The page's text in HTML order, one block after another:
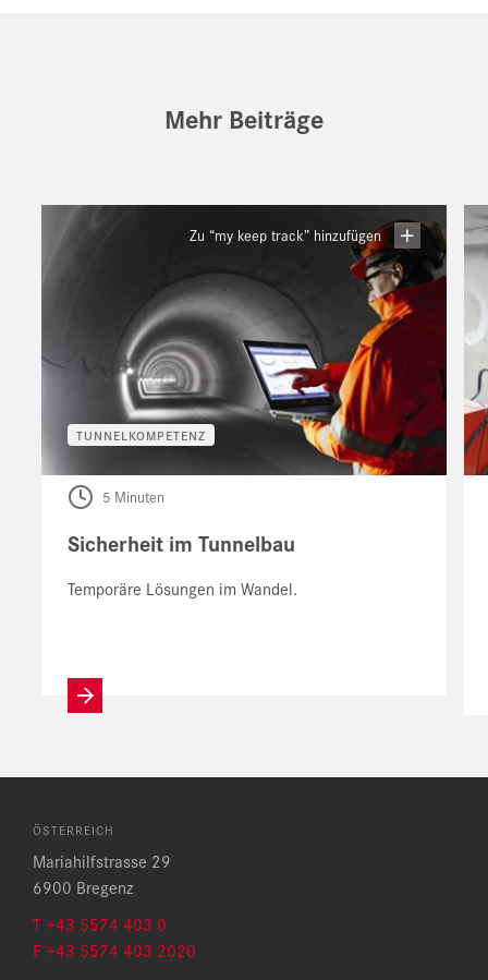
Mehr Beiträge
Zu “my keep track” hinzufügen
TUNNELKOMPETENZ
5 Minuten
Sicherheit im Tunnelbau
Temporäre Lösungen im Wandel.
ÖSTERREICH
Mariahilfstrasse 29
6900 Bregenz
T +43 5574 403 0
F +43 5574 403 2020